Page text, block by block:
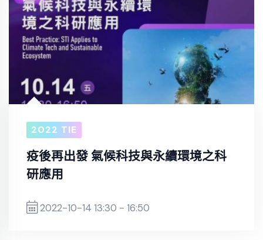
2022 TIE
疫後再出發 氣候科技與永續環境之科
研應用
2022-10-14 13:30 - 16:50